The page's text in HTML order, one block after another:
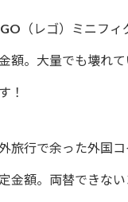
（レゴ）ミニフィ
額。大量でも壊れ
！
旅行で余った外国
金額。両替できな